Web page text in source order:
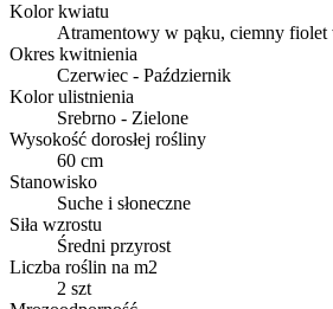
Kolor kwiatu
Atramentowy w pąku, ciemny
Okres kwitnienia
Czerwiec - Październik
Kolor ulistnienia
Srebrno - Zielone
Wysokość dorosłej rośliny
60 cm
Stanowisko
Suche i słoneczne
Siła wzrostu
Średni przyrost
Liczba roślin na m2
2 szt